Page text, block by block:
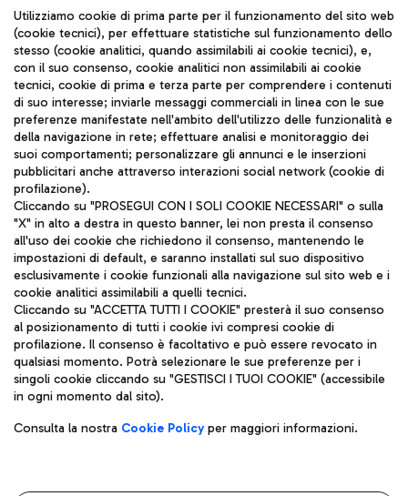
Seguici sui social
TRAVEL JOURNAL
ITA
Aeroporti di Roma S.p.A. - Società soggetta a direzione e
coordinamento di Mundys S.p.A.
Codice fiscale e Registro delle Imprese di Roma 13032990155 P.
IVA 06572251004
Capitale sociale 62.224.743,00 int. vers.
Sede legale: Via Pier Paolo Racchetti 1 - 00054 Fiumicino (RM)
telefono +39 06 65951
Privacy policy
Note legali
Roma FCO
Utilizziamo cookie di prima parte per il funzionamento del sito web
(cookie tecnici), per effettuare statistiche sul funzionamento dello
stesso (cookie analitici, quando assimilabili ai cookie tecnici), e,
con il suo consenso, cookie analitici non assimilabili ai cookie
tecnici, cookie di prima e terza parte per comprendere i contenuti
di suo interesse; inviarle messaggi commerciali in linea con le sue
preferenze manifestate nell'ambito dell'utilizzo delle funzionalità e
della navigazione in rete; effettuare analisi e monitoraggio dei
suoi comportamenti; personalizzare gli annunci e le inserzioni
pubblicitari anche attraverso interazioni social network (cookie di
profilazione).
Cliccando su "PROSEGUI CON I SOLI COOKIE NECESSARI" o sulla
"X" in alto a destra in questo banner, lei non presta il consenso
all'uso dei cookie che richiedono il consenso, mantenendo le
impostazioni di default, e saranno installati sul suo dispositivo
esclusivamente i cookie funzionali alla navigazione sul sito web e i
cookie analitici assimilabili a quelli tecnici.
Cliccando su "ACCETTA TUTTI I COOKIE" presterà il suo consenso
al posizionamento di tutti i cookie ivi compresi cookie di
profilazione. Il consenso è facoltativo e può essere revocato in
qualsiasi momento. Potrà selezionare le sue preferenze per i
singoli cookie cliccando su "GESTISCI I TUOI COOKIE" (accessibile
in ogni momento dal sito).
Consulta la nostra Cookie Policyper maggiori informazioni.